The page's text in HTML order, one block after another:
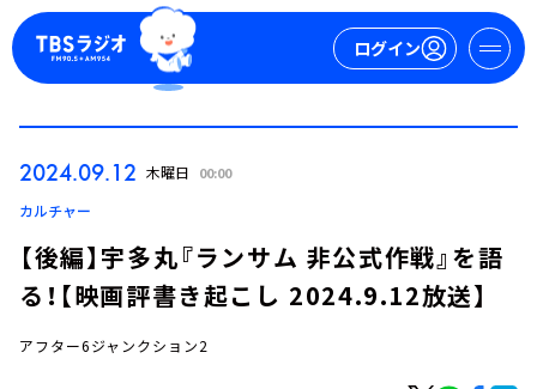
ログイン
2024.09.12 木曜日 00:00
カルチャー
【後編】宇多丸『ランサム 非公式作戦』を語
る！【映画評書き起こし 2024.9.12放送】
アフター6ジャンクション2